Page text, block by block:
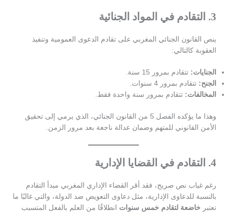
3. التقادم في المواد الجنائية
ينص القانون الجنائي المغربي على تقادم الدعوى العمومية وتنفيذ
العقوبة كالتالي:
الجنايات:تتقادم بمرور 15 سنة.
الجنح:تتقادم بمرور 4 سنوات.
المخالفات:تتقادم بمرور سنة واحدة فقط.
وهذا ما يؤكده الفصل 5 من القانون الجنائي، الذي يرمي إلى تحقيق
الأمن القانوني للمتهم وضمان عدالة ناجعة بعد مرور الزمن.
4. التقادم في القضايا الإدارية
رغم غياب نص صريح، فقد أقر القضاء الإداري المغربي مبدأ التقادم
بالنسبة للدعاوى الإدارية، مثل دعاوى التعويض ضد الدولة، والتي غالبًا ما
تعتبر خاضعة لتقادم خمس سنواتانطلاقًا من العلم بالفعل المتسبب